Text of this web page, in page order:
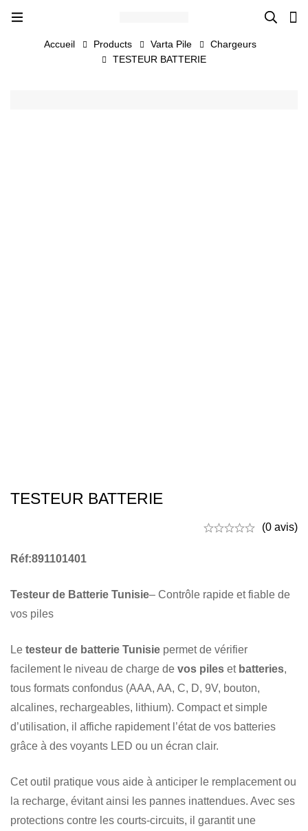
Accueil Products Varta Pile
Chargeurs
TESTEUR BATTERIE
TESTEUR BATTERIE
(0 avis)
Réf:891101401
Testeur de Batterie Tunisie– Contrôle rapide et fiable de
vos piles
Le testeur de batterie Tunisie permet de vérifier
facilement le niveau de charge de vos piles et batteries,
tous formats confondus (AAA, AA, C, D, 9V, bouton,
alcalines, rechargeables, lithium). Compact et simple
d’utilisation, il affiche rapidement l’état de vos batteries
grâce à des voyants LED ou un écran clair.
Cet outil pratique vous aide à anticiper le remplacement ou
la recharge, évitant ainsi les pannes inattendues. Avec ses
protections contre les courts-circuits, il garantit une